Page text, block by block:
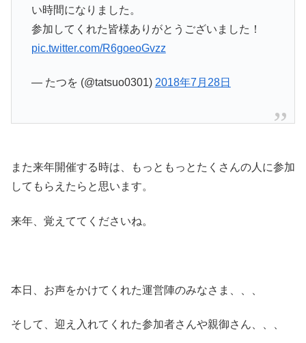
い時間になりました。
参加してくれた皆様ありがとうございました！
pic.twitter.com/R6goeoGvzz
— たつを (@tatsuo0301) 2018年7月28日
また来年開催する時は、もっともっとたくさんの人に参加
してもらえたらと思います。
来年、覚えててくださいね。
本日、お声をかけてくれた運営陣のみなさま、、、
そして、迎え入れてくれた参加者さんや親御さん、、、